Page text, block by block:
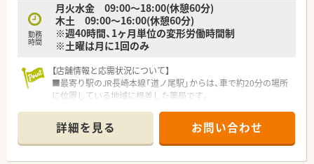
無理な転勤や異動の心配が一切ありません。
【求人情報について】
■正社員の管理薬剤師として、年収630万円から650万円という
■これまでの調剤経験や実績をしっかりと考慮した上で、納得の
いく給与条件を提示していただけます。
勤務
時間
月火水金 09:00～18:00(休憩60分)
木土 09:00～16:00(休憩60分)
※週40時間、1ヶ月単位の変形労働時間制
※土曜は月に1回のみ
【店舗情報と応需状況について】
■最寄り駅のJR長崎本線「道ノ尾駅」からは、車で約20分の場所
に位置している地域に根差した薬局です。
方箋が全体の約70%を占めています。
■1日の処方箋枚数は平均50枚から60枚程度で、薬剤師2名と事
務員2名で対応する人員体制です。
詳細を見る お問い合わせ